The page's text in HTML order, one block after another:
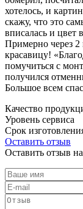
хотелось, и
скажу, что это
вписалась и цвет
Примерно через
красавицу!
помучиться с
получился
Большое всем
Качество
Уровень сервиса
Срок
Оставить отзыв
Оставить отзыв